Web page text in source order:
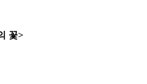
꽃>